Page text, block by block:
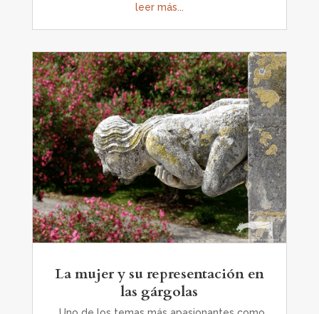
leer más...
La mujer y su representación en
las gárgolas